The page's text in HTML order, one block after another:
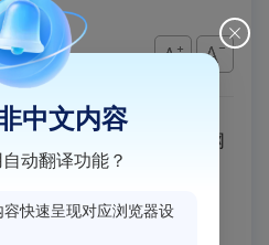
品安全公共服务互联网
publicInternet/home）。
中文内容
动翻译功能？
快速呈现对应浏览器设